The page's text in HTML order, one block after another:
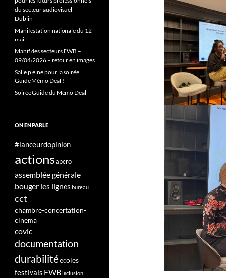
du secteur audiovisuel –
Dublin
Manifestation nationale du 12
mai
Manif des secteurs FWB –
09/04/2026 – retour en images
Salle pleine pour la soirée
Guide Mémo Deal !
Soirée Guide du Mémo Deal
ON EN PARLE
#lanceurdopinion
actionsapero
assemblée générale
bouger les lignesbureau
cct
chambre-concertation-
cinema
covid
documentation
durabilitéecoles
festivals FWBinclusion